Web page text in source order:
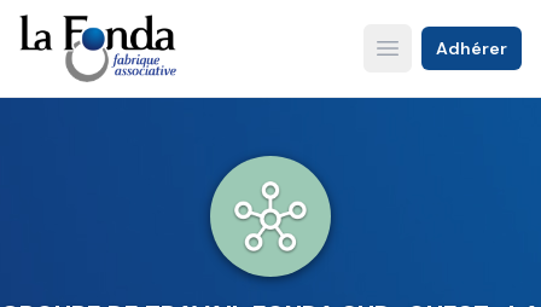
Aller
au
contenu
principal
Open main menu
Adhérer